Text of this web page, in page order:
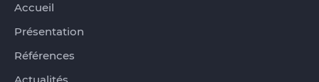
Accueil
Présentation
Références